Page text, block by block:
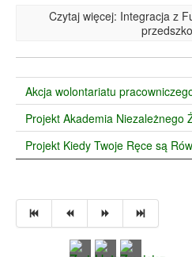
Czytaj więcej: Integracja z
Akcja wolontariatu
Projekt Akademia Niezależnego
Projekt Kiedy Twoje Ręce są